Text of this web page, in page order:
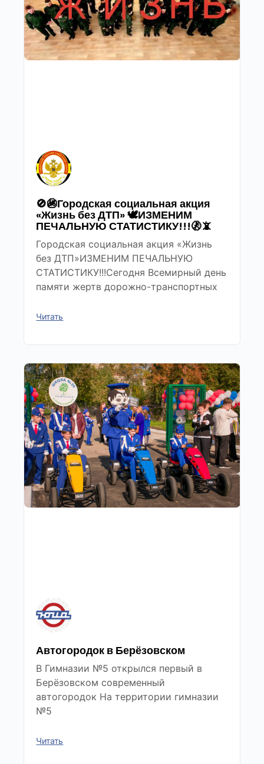
🚫🚳Городская социальная акция
«Жизнь без ДТП» 🕊ИЗМЕНИМ
ПЕЧАЛЬНУЮ СТАТИСТИКУ!!!🚷📵
Городская социальная акция «Жизнь
без ДТП»ИЗМЕНИМ ПЕЧАЛЬНУЮ
СТАТИСТИКУ!!!Сегодня Всемирный день
памяти жертв дорожно-транспортных
Читать
Автогородок в Берёзовском
В Гимназии №5 открылся первый в
Берёзовском современный
автогородок На территории гимназии
№5
Читать